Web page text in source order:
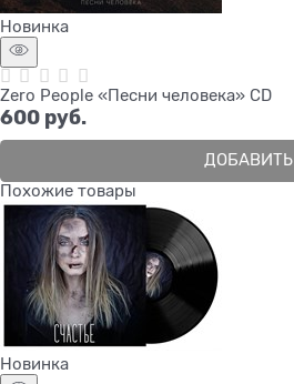
Новинка
Zero People «Песни человека» CD
600 руб.
ДОБАВИТЬ
Похожие товары
Новинка